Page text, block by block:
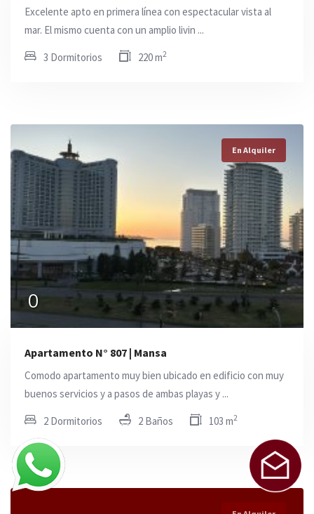
Excelente apto en primera línea con espectacular vista al
mar. El mismo cuenta con un amplio livin ...
3 Dormitorios 220 m2
En Alquiler
0
Apartamento N° 807 | Mansa
Comodo apartamento muy bien ubicado en edificio con muy
buenos servicios y a pasos de ambas playas y ...
2 Dormitorios 2 Baños 103 m2